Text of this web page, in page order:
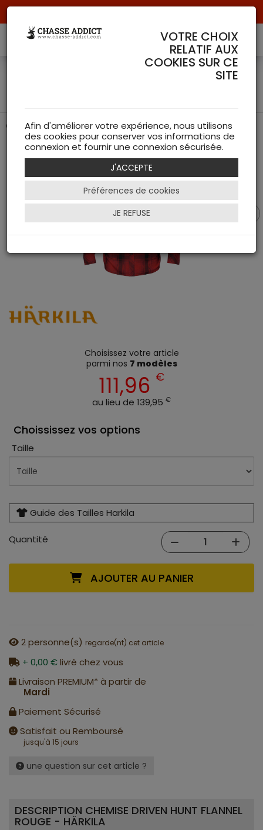
Chemise de chasse de chez Härkila
Choisissez votre article
parmi nos 7 modèles
111,96 €
au lieu de 139,95 €
Choississez vos options
Taille
Guide des Tailles Harkila
Quantité
AJOUTER AU PANIER
2personne(s) regarde(nt) cet article
+ 0,00 €livré chez vous
Livraison PREMIUM* à partir de
Mardi
Paiement Sécurisé
Satisfait ou Remboursé
jusqu'à 15 jours
une question sur cet article ?
DESCRIPTION CHEMISE DRIVEN HUNT FLANNEL
ROUGE - HÄRKILA
VOTRE CHOIX
RELATIF AUX
COOKIES SUR CE
SITE
Afin d'améliorer votre expérience, nous utilisons
des cookies pour conserver vos informations de
connexion et fournir une connexion sécurisée.
J'ACCEPTE
Préférences de cookies
JE REFUSE